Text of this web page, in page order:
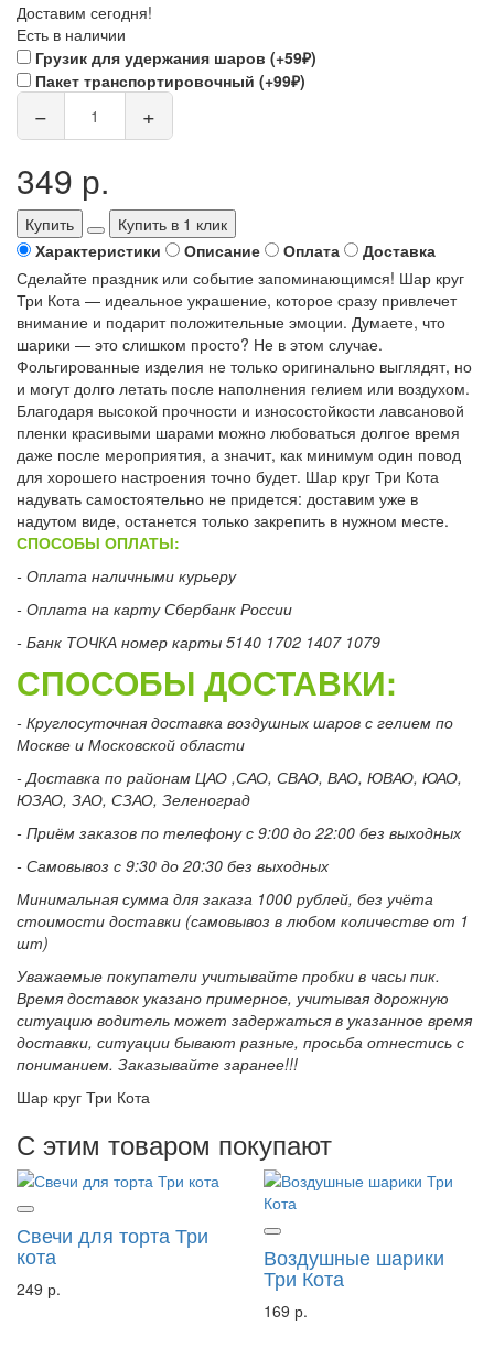
Доставим сегодня!
Есть в наличии
Грузик для удержания шаров (+59₽)
Пакет транспортировочный (+99₽)
− +
349 р.
Купить
Купить в 1 клик
Характеристики
Описание Оплата
Доставка
Сделайте праздник или событие запоминающимся! Шар круг
Три Кота — идеальное украшение, которое сразу привлечет
внимание и подарит положительные эмоции. Думаете, что
шарики — это слишком просто? Не в этом случае.
Фольгированные изделия не только оригинально выглядят, но
и могут долго летать после наполнения гелием или воздухом.
Благодаря высокой прочности и износостойкости лавсановой
пленки красивыми шарами можно любоваться долгое время
даже после мероприятия, а значит, как минимум один повод
для хорошего настроения точно будет. Шар круг Три Кота
надувать самостоятельно не придется: доставим уже в
надутом виде, останется только закрепить в нужном месте.
СПОСОБЫ ОПЛАТЫ:
- Оплата наличными курьеру
- Оплата на карту Сбербанк России
- Банк ТОЧКА номер карты 5140 1702 1407 1079
СПОСОБЫ ДОСТАВКИ:
- Круглосуточная доставка воздушных шаров с гелием по
Москве и Московской области
- Доставка по районам ЦАО ,САО, СВАО, ВАО, ЮВАО, ЮАО,
ЮЗАО, ЗАО, СЗАО, Зеленоград
- Приём заказов по телефону с 9:00 до 22:00 без выходных
- Самовывоз с 9:30 до 20:30 без выходных
Минимальная сумма для заказа 1000 рублей, без учёта
стоимости доставки (самовывоз в любом количестве от 1
шт)
Уважаемые покупатели учитывайте пробки в часы пик.
Время доставок указано примерное, учитывая дорожную
ситуацию водитель может задержаться в указанное время
доставки, ситуации бывают разные, просьба отнестись с
пониманием. Заказывайте заранее!!!
Шар круг Три Кота
С этим товаром покупают
Свечи для торта Три
кота
249 р.
Воздушные шарики
Три Кота
169 р.